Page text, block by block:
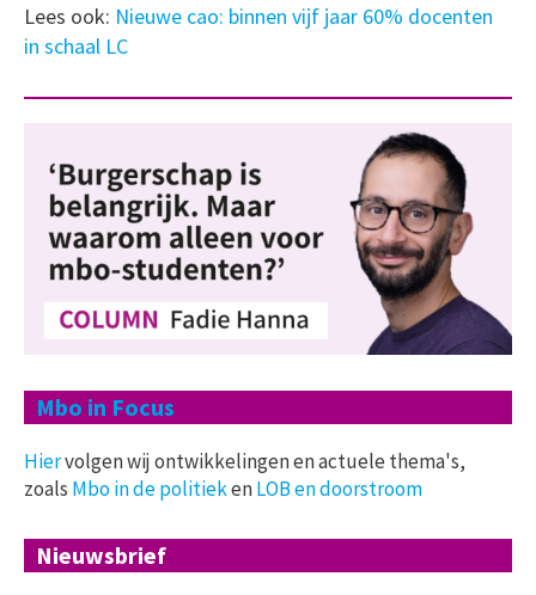
Lees ook: Nieuwe cao: binnen vijf jaar 60% docenten
in schaal LC
Mbo in Focus
Hiervolgen wij ontwikkelingen en actuele thema's,
zoals Mbo in de politiekenLOB en doorstroom
Nieuwsbrief